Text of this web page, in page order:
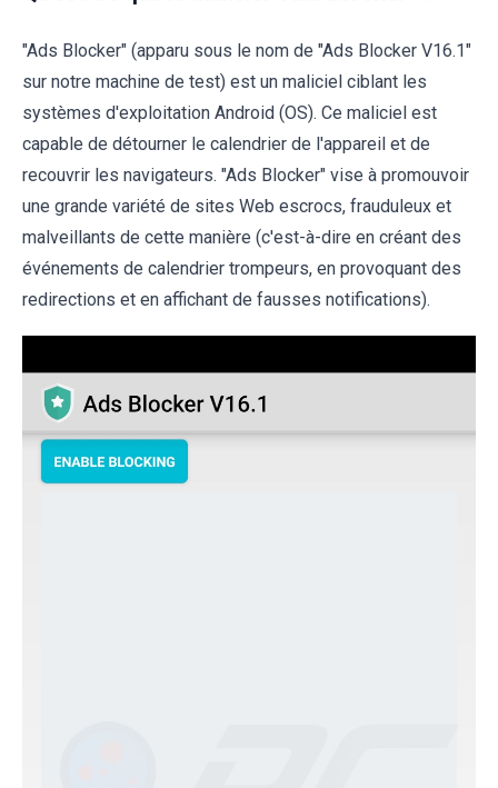
"Ads Blocker" (apparu sous le nom de "Ads Blocker V16.1"
sur notre machine de test) est un maliciel ciblant les
systèmes d'exploitation Android (OS). Ce maliciel est
capable de détourner le calendrier de l'appareil et de
recouvrir les navigateurs. "Ads Blocker" vise à promouvoir
une grande variété de sites Web escrocs, frauduleux et
malveillants de cette manière (c'est-à-dire en créant des
événements de calendrier trompeurs, en provoquant des
redirections et en affichant de fausses notifications).